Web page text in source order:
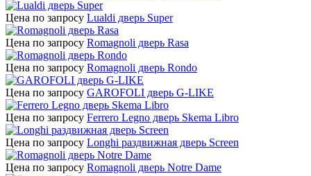
Цена по запросу Lualdi дверь Super
Цена по запросу Romagnoli дверь Rasa
Цена по запросу Romagnoli дверь Rondo
Цена по запросу GAROFOLI дверь G-LIKE
Цена по запросу Ferrero Legno дверь Skema Libro
Цена по запросу Longhi раздвижная дверь Screen
Цена по запросу Romagnoli дверь Notre Dame